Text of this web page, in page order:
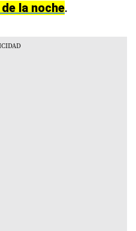
la noche.